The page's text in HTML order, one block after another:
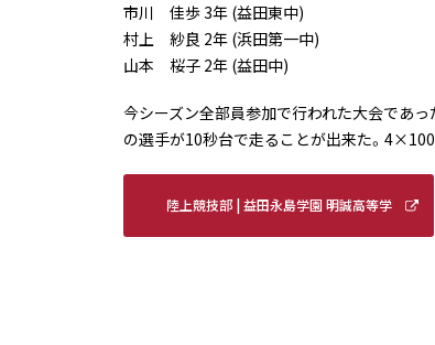
市川 佳歩 3年 (益田東中)
村上 紗良 2年 (浜田第一中)
山本 桜子 2年 (益田中)
今シーズン全部員参加で行われた大会であ
の選手が10秒台で走ることが出来た。
陸上競技部 | 益田永島学園 明誠高等学